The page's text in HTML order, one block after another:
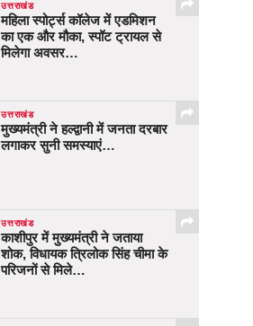
उत्तराखंड
महिला स्पोर्ट्स कॉलेज में एडमिशन
का एक और मौका, स्पॉट ट्रायल से
मिलेगा अवसर…
उत्तराखंड
मुख्यमंत्री ने हल्द्वानी में जनता दरबार
लगाकर सुनी समस्याएं…
उत्तराखंड
काशीपुर में मुख्यमंत्री ने जताया
शोक, विधायक त्रिलोक सिंह चीमा के
परिजनों से मिले…